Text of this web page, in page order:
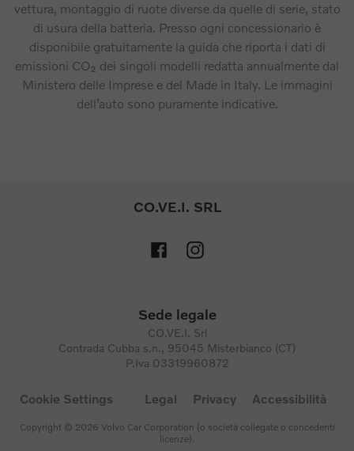
vettura, montaggio di ruote diverse da quelle di serie, stato
di usura della batteria. Presso ogni concessionario è
disponibile gratuitamente la guida che riporta i dati di
emissioni CO₂ dei singoli modelli redatta annualmente dal
Ministero delle Imprese e del Made in Italy. Le immagini
dell’auto sono puramente indicative.
CO.VE.I. SRL
Sede legale
CO.VE.I. Srl
Contrada Cubba s.n., 95045 Misterbianco (CT)
P.Iva 03319960872
Cookie Settings Legal Privacy Accessibilità
Copyright © 2026 Volvo Car Corporation (o società collegate o concedenti
licenze).